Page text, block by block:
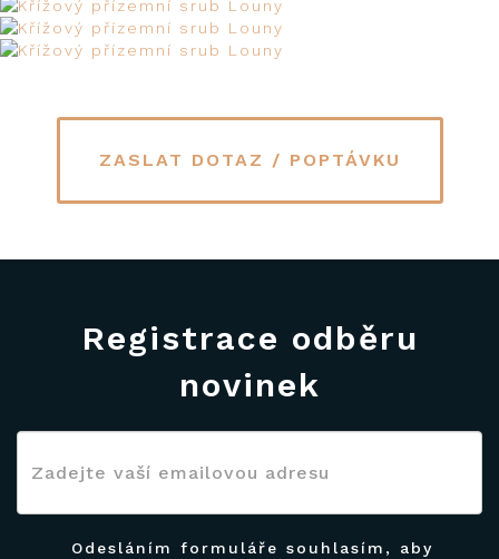
ZASLAT DOTAZ / POPTÁVKU
Registrace odběru
novinek
Odesláním formuláře souhlasím, aby